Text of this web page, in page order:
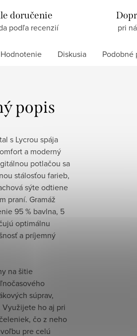
doručenie
podľa recenzií pri
Hodnotenie Diskusia Podobné
popis
s Lycrou spája
a moderný
potlačou sa
stálosťou farieb,
sýte odtiene
praní. Gramáž
95 % bavlna, 5
optimálnu
a príjemný
na šitie
súprav,
ho aj pri
čo z neho
pre celú